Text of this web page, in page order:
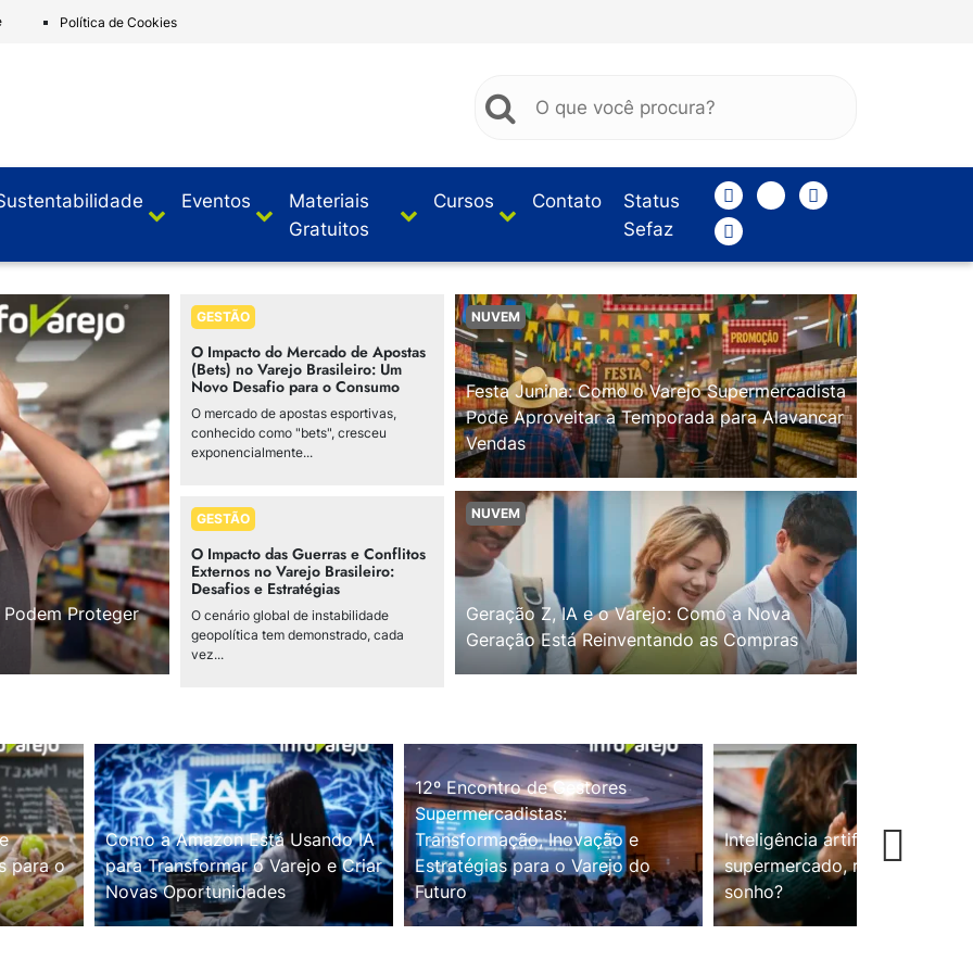
Política de Cookies
Eventos
Materiais
Gratuitos
Cursos Contato
Status
Sefaz
Proteger
GESTÃO
O Impacto do Mercado de Apostas
(Bets) no Varejo Brasileiro: Um
Novo Desafio para o Consumo
O mercado de apostas esportivas,
conhecido como "bets", cresceu
exponencialmente...
GESTÃO
O Impacto das Guerras e Conflitos
Externos no Varejo Brasileiro:
Desafios e Estratégias
O cenário global de instabilidade
geopolítica tem demonstrado, cada
vez...
NUVEM
Festa Junina: Como o Varejo Supermercadista
Pode Aproveitar a Temporada para Alavancar
Vendas
NUVEM
Geração Z, IA e o Varejo: Como a Nova
Geração Está Reinventando as Compras
para o
Como a Amazon Está Usando IA
para Transformar o Varejo e Criar
Novas Oportunidades
12º Encontro de Gestores
Supermercadistas:
Transformação, Inovação e
Estratégias para o Varejo do
Futuro
Inteligência artificial no
supermercado, realidade ou
sonho?